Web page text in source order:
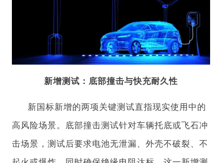
新增测试：底部撞击与快充耐久性
新国标新增的两项关键测试直指现实使用中的
高风险场景。底部撞击测试针对车辆托底或飞石冲
击场景，测试后要求电池无泄漏、外壳不破裂、不